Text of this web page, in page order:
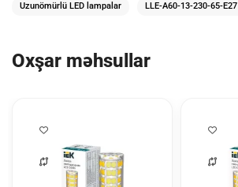
Uzunömürlü LED lampalar LLE-A60-13-230-65-E27
Oxşar məhsullar